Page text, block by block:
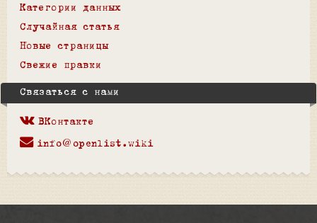
Категории данных
Случайная статья
Новые страницы
Свежие правки
Связаться с нами
ВКонтакте
info@openlist.wiki